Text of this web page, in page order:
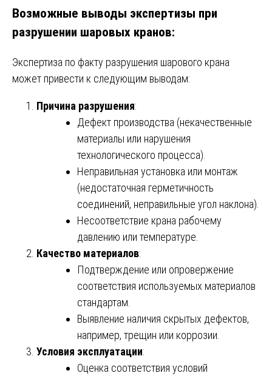
Возможные выводы экспертизы при
разрушении шаровых кранов:
Экспертиза по факту разрушения шарового крана
может привести к следующим выводам:
Причина разрушения:
Дефект производства (некачественные
материалы или нарушения
технологического процесса).
Неправильная установка или монтаж
(недостаточная герметичность
соединений, неправильные угол наклона).
Несоответствие крана рабочему
давлению или температуре.
Качество материалов:
Подтверждение или опровержение
соответствия используемых материалов
стандартам.
Выявление наличия скрытых дефектов,
например, трещин или коррозии.
Условия эксплуатации:
Оценка соответствия условий